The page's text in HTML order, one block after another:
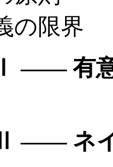
限界
—— 有意
—— ネイ